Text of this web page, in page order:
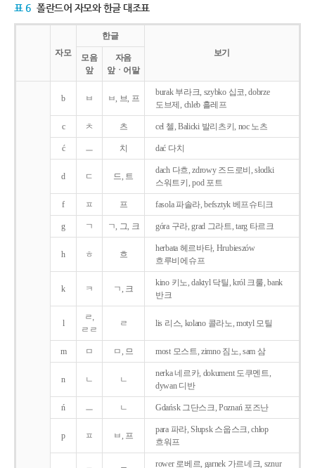
표 6 폴란드어 자모와 한글 대조표
자모
한글
보기
모음
앞
자음
앞ㆍ어말
b ㅂ ㅂ, 브, 프
burak 부라크, szybko 십코, dobrze
도브제, chleb 흘레프
c ㅊ 츠 cel 첼, Balicki 발리츠키, noc 노츠
ć ㅡ 치 dać 다치
d ㄷ 드, 트
dach 다흐, zdrowy 즈드로비, słodki
스워트키, pod 포트
f ㅍ 프 fasola 파솔라, befsztyk 베프슈티크
g ㄱ ㄱ, 그, 크 góra 구라, grad 그라트, targ 타르크
h ㅎ 흐
herbata 헤르바타, Hrubieszów
흐루비에슈프
k ㅋ ㄱ, 크
kino 키노, daktyl 닥틸, król 크룰, bank
반크
l
ㄹ,
ㄹㄹ
ㄹ lis 리스, kolano 콜라노, motyl 모틸
m ㅁ ㅁ, 므 most 모스트, zimno 짐노, sam 삼
n ㄴ ㄴ
nerka 네르카, dokument 도쿠멘트,
dywan 디반
ń ㅡ ㄴ Gdańsk 그단스크, Poznań 포즈난
p ㅍ ㅂ, 프
para 파라, Słupsk 스웁스크, chłop
흐워프
rower 로베르, garnek 가르네크, sznur